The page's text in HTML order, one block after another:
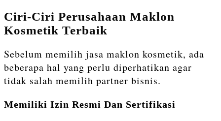
Ciri-Ciri Perusahaan Maklon
Kosmetik Terbaik
Sebelum memilih jasa maklon kosmetik, ada
beberapa hal yang perlu diperhatikan agar
tidak salah memilih partner bisnis.
Memiliki Izin Resmi Dan Sertifikasi